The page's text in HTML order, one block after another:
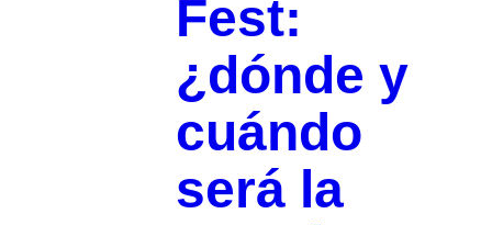
Fest:
¿dónde y
cuándo
será la